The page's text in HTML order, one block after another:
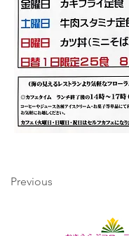
Previous